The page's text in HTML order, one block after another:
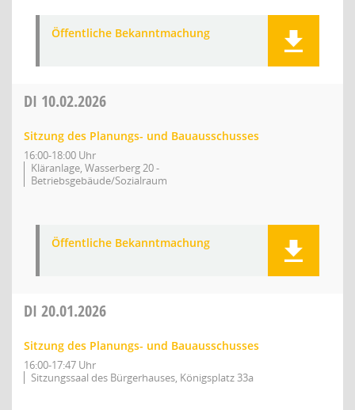
Öffentliche Bekanntmachung
DI 10.02.2026
Sitzung des Planungs- und Bauausschusses
16:00-18:00 Uhr
Kläranlage, Wasserberg 20 -
Betriebsgebäude/Sozialraum
Öffentliche Bekanntmachung
DI 20.01.2026
Sitzung des Planungs- und Bauausschusses
16:00-17:47 Uhr
Sitzungssaal des Bürgerhauses, Königsplatz 33a